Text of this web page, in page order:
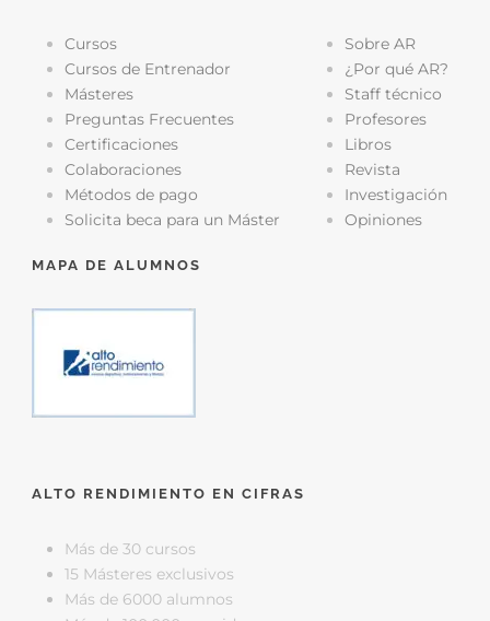
Cursos
Cursos de Entrenador
Másteres
Preguntas Frecuentes
Certificaciones
Colaboraciones
Métodos de pago
Solicita beca para un Máster
Sobre AR
¿Por qué AR?
Staff técnico
Profesores
Libros
Revista
Investigación
Opiniones
MAPA DE ALUMNOS
ALTO RENDIMIENTO EN CIFRAS
Más de 30 cursos
15 Másteres exclusivos
Más de 6000 alumnos